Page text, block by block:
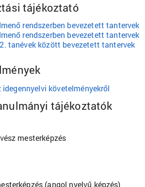
tájékoztató
rendszerben bevezetett tantervek
rendszerben bevezetett tantervek
tanévek között bevezetett tantervek
követelményekről
tájékoztatók
mesterképzés
(angol nyelvű képzés)